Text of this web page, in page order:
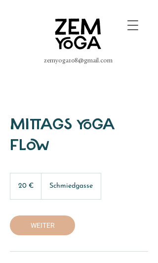
zemyoga108@gmail.com
MITTAGS YOGA
FLOW
20 € Schmiedgasse
WEITER